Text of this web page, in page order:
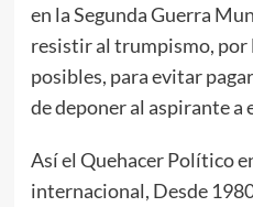
en la Segunda Guerra
resistir al trumpismo, por
posibles, para evitar
de deponer al aspirante a
Así el Quehacer Político
internacional, Desde